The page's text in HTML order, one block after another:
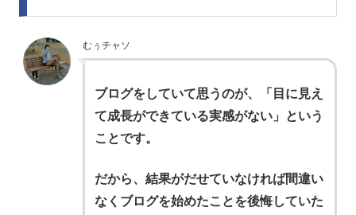
むぅチャソ
ブログをしていて思うのが、「目に見え
て成長ができている実感がない」という
ことです。
だから、結果がだせていなければ間違い
なくブログを始めたことを後悔していた